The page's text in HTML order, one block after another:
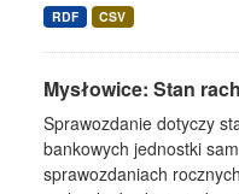
RDF CSV
Mysłowice: Stan
Sprawozdanie dotyczy
bankowych jednostki
sprawozdaniach